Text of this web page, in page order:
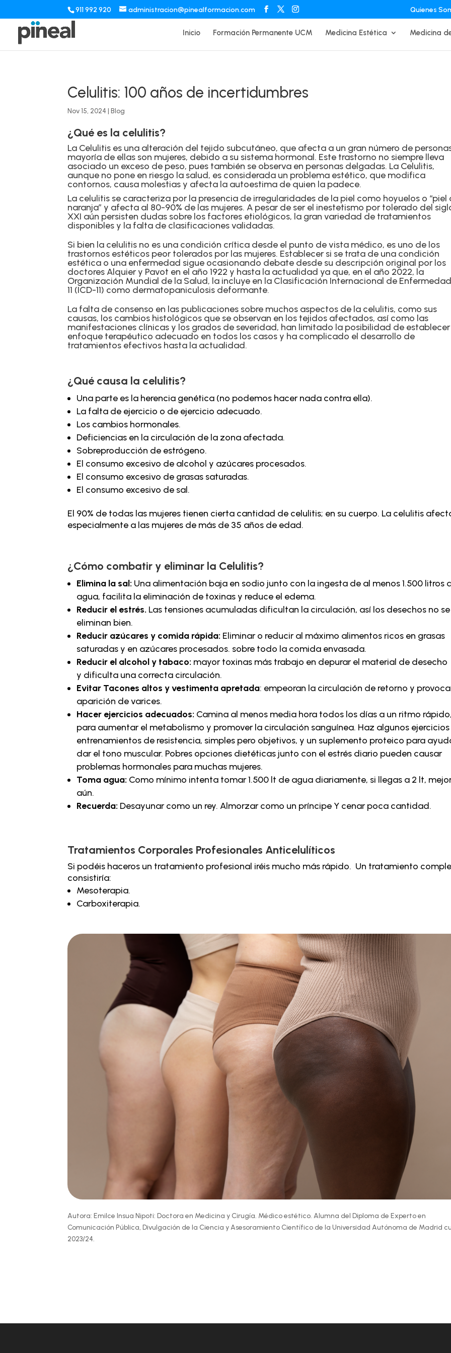
911 992 920 administracion@pinealformacion.com Quienes
Inicio Formación Permanente UCM Medicina Estética Medicina
Celulitis: 100 años de incertidumbres
Nov 15, 2024 |Blog
¿Qué es la celulitis?
La Celulitis es una alteración del tejido subcutáneo, que afecta a un gran número de
mayoría de ellas son mujeres, debido a su sistema hormonal. Este trastorno no siempre lleva
asociado un exceso de peso, pues también se observa en personas delgadas. La Celulitis,
aunque no pone en riesgo la salud, es considerada un problema estético, que modifica
contornos, causa molestias y afecta la autoestima de quien la padece.
La celulitis se caracteriza por la presencia de irregularidades de la piel como hoyuelos o “piel
naranja” y afecta al 80-90% de las mujeres. A pesar de ser el inestetismo por tolerado del
XXI aún persisten dudas sobre los factores etiológicos, la gran variedad de tratamientos
disponibles y la falta de clasificaciones validadas.
Si bien la celulitis no es una condición crítica desde el punto de vista médico, es uno de los
trastornos estéticos peor tolerados por las mujeres. Establecer si se trata de una condición
estética o una enfermedad sigue ocasionando debate desde su descripción original por los
doctores Alquier y Pavot en el año 1922 y hasta la actualidad ya que, en el año 2022, la
Organización Mundial de la Salud, la incluye en la Clasificación Internacional de
11 (ICD-11) como dermatopaniculosis deformante.
La falta de consenso en las publicaciones sobre muchos aspectos de la celulitis, como sus
causas, los cambios histológicos que se observan en los tejidos afectados, así como las
manifestaciones clínicas y los grados de severidad, han limitado la posibilidad de
enfoque terapéutico adecuado en todos los casos y ha complicado el desarrollo de
tratamientos efectivos hasta la actualidad.
¿Qué causa la celulitis?
Una parte es la herencia genética (no podemos hacer nada contra ella).
La falta de ejercicio o de ejercicio adecuado.
Los cambios hormonales.
Deficiencias en la circulación de la zona afectada.
Sobreproducción de estrógeno.
El consumo excesivo de alcohol y azúcares procesados.
El consumo excesivo de grasas saturadas.
El consumo excesivo de sal.
El 90% de todas las mujeres tienen cierta cantidad de celulitis; en su cuerpo. La celulitis
especialmente a las mujeres de más de 35 años de edad.
¿Cómo combatir y eliminar la Celulitis?
Elimina la sal: Una alimentación baja en sodio junto con la ingesta de al menos 1.500 litros
agua, facilita la eliminación de toxinas y reduce el edema.
Reducir el estrés. Las tensiones acumuladas dificultan la circulación, así los desechos no se
eliminan bien.
Reducir azúcares y comida rápida: Eliminar o reducir al máximo alimentos ricos en grasas
saturadas y en azúcares procesados. sobre todo la comida envasada.
Reducir el alcohol y tabaco: mayor toxinas más trabajo en depurar el material de desecho
y dificulta una correcta circulación.
Evitar Tacones altos y vestimenta apretada: empeoran la circulación de retorno y
aparición de varices.
Hacer ejercicios adecuados: Camina al menos media hora todos los días a un ritmo
para aumentar el metabolismo y promover la circulación sanguínea. Haz algunos
entrenamientos de resistencia, simples pero objetivos, y un suplemento proteico para
dar el tono muscular. Pobres opciones dietéticas junto con el estrés diario pueden causar
problemas hormonales para muchas mujeres.
Toma agua: Como mínimo intenta tomar 1.500 lt de agua diariamente, si llegas a 2 lt,
aún.
Recuerda: Desayunar como un rey. Almorzar como un príncipe Y cenar poca cantidad.
Tratamientos Corporales Profesionales Anticelulíticos
Si podéis haceros un tratamiento profesional iréis mucho más rápido. Un tratamiento
consistiría:
Mesoterapia.
Carboxiterapia.
Autora: Emilce Insua Nipoti: Doctora en Medicina y Cirugía. Médico estético. Alumna del Diploma de Experto en
Comunicación Pública, Divulgación de la Ciencia y Asesoramiento Científico de la Universidad Autónoma de Madrid
2023/24.